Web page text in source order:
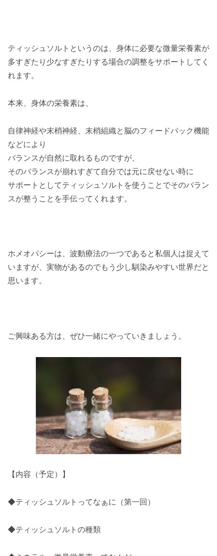
ティッシュソルトというのは、身体に必要な微量栄養素が
多すぎたり少なすぎたりする場合の調整をサポートしてく
れます。
本来、身体の栄養素は、
自律神経や末梢神経、末梢組織と脳のフィードバック機能
などにより
バランスが自然に取れるものですが、
そのバランスが崩れすぎて自分では元に戻せない時に
サポートとしてティッシュソルトを使うことでそのバラン
スが整うことを手伝ってくれます。
ホメオパシーは、波動療法の一つであると私個人は捉えて
いますが、実物があるのでもう少し馴染みやすい世界だと
思います。
ご興味ある方は、ぜひ一緒にやっていきましょう。
【内容（予定）】
◆ティッシュソルトってなぁに（第一回）
◆ティッシュソルトの種類